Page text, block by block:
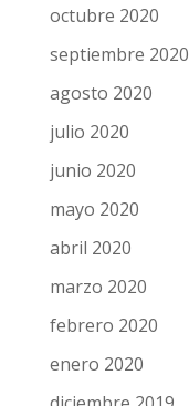
octubre 2020
septiembre 2020
agosto 2020
julio 2020
junio 2020
mayo 2020
abril 2020
marzo 2020
febrero 2020
enero 2020